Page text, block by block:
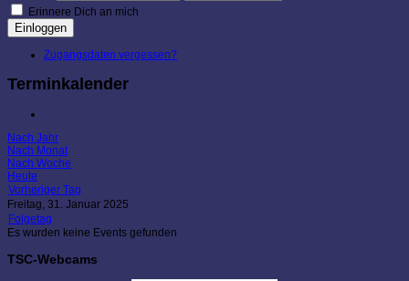
Erinnere Dich an mich
Einloggen
Zugangsdaten vergessen?
Terminkalender
Nach Jahr
Nach Monat
Nach Woche
Heute
Vorheriger Tag
Freitag, 31. Januar 2025
Folgetag
Es wurden keine Events gefunden
TSC-Webcams